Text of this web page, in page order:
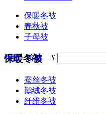
保暖冬被
春秋被
子母被
销量 价格 ¥
保暖冬被
蚕丝冬被
鹅绒冬被
纤维冬被